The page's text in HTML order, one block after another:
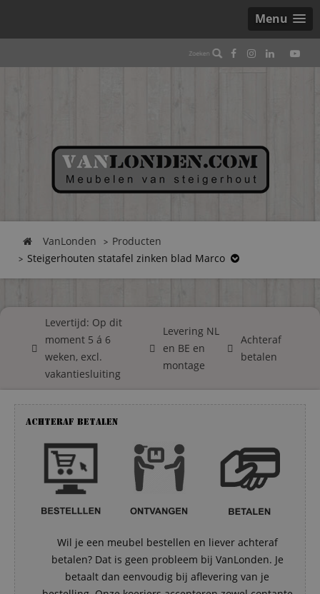
Menu
VanLonden
Producten
Steigerhouten statafel zinken blad Marco
Levertijd: Op dit
moment 5 á 6
weken, excl.
vakantiesluiting
Levering NL
en BE en
montage
Achteraf
betalen
Achteraf betalen
Wil je een meubel bestellen en liever achteraf
betalen? Dat is geen probleem bij VanLonden. Je
betaalt dan eenvoudig bij aflevering van je